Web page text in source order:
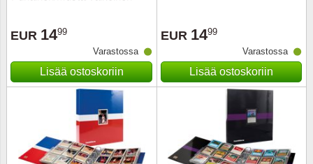
EUR 1499
Varastossa
Lisää ostoskoriin
EUR 1499
Varastossa
Lisää ostoskoriin
Musiiki
Itä-
Itävalta
Japani